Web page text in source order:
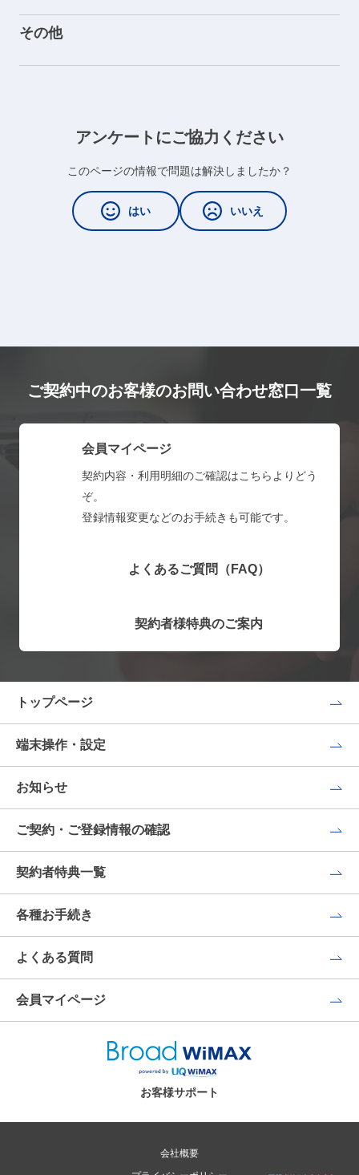
その他
アンケートにご協力ください
このページの情報で問題は解決しましたか？
はい いいえ
ご契約中のお客様のお問い合わせ窓口一覧
会員マイページ
契約内容・利用明細のご確認はこちらよりどう
ぞ。
登録情報変更などのお手続きも可能です。
よくあるご質問（FAQ）
契約者様特典のご案内
トップページ
端末操作・設定
お知らせ
ご契約・ご登録情報の確認
契約者特典一覧
各種お手続き
よくある質問
会員マイページ
お客様サポート
会社概要